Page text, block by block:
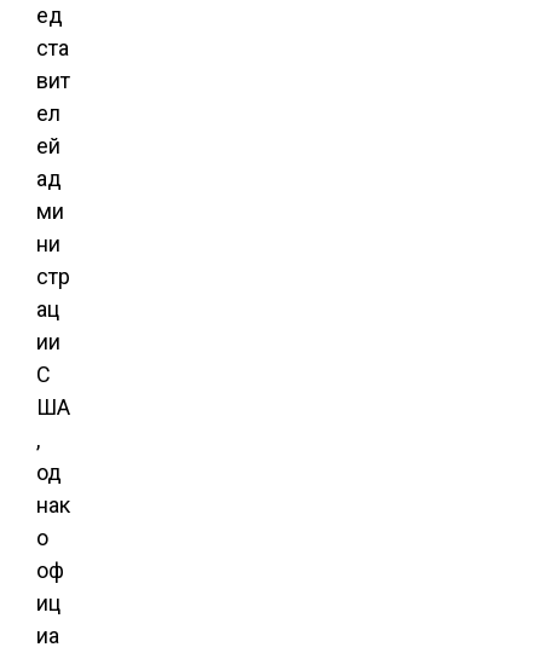
ед
ста
вит
ел
ей
ад
ми
ни
стр
ац
ии
С
ША
,
од
нак
о
оф
иц
иа